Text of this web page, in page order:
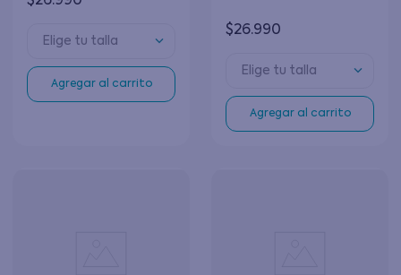
Elige tu talla
Agregar al carrito
$26.990
Elige tu talla
Agregar al carrito